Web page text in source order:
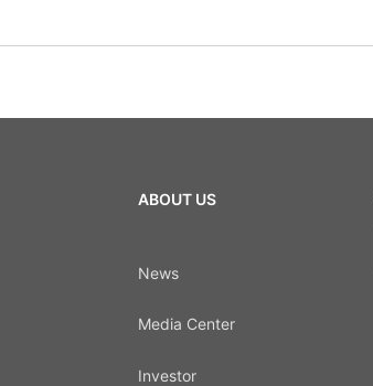
ABOUT US
News
Media Center
Investor